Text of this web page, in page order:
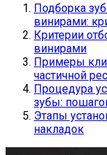
Подборка
винирами:
Критерии
винирами
Примеры
частичной
Процедура
зубы:
Этапы
накладок